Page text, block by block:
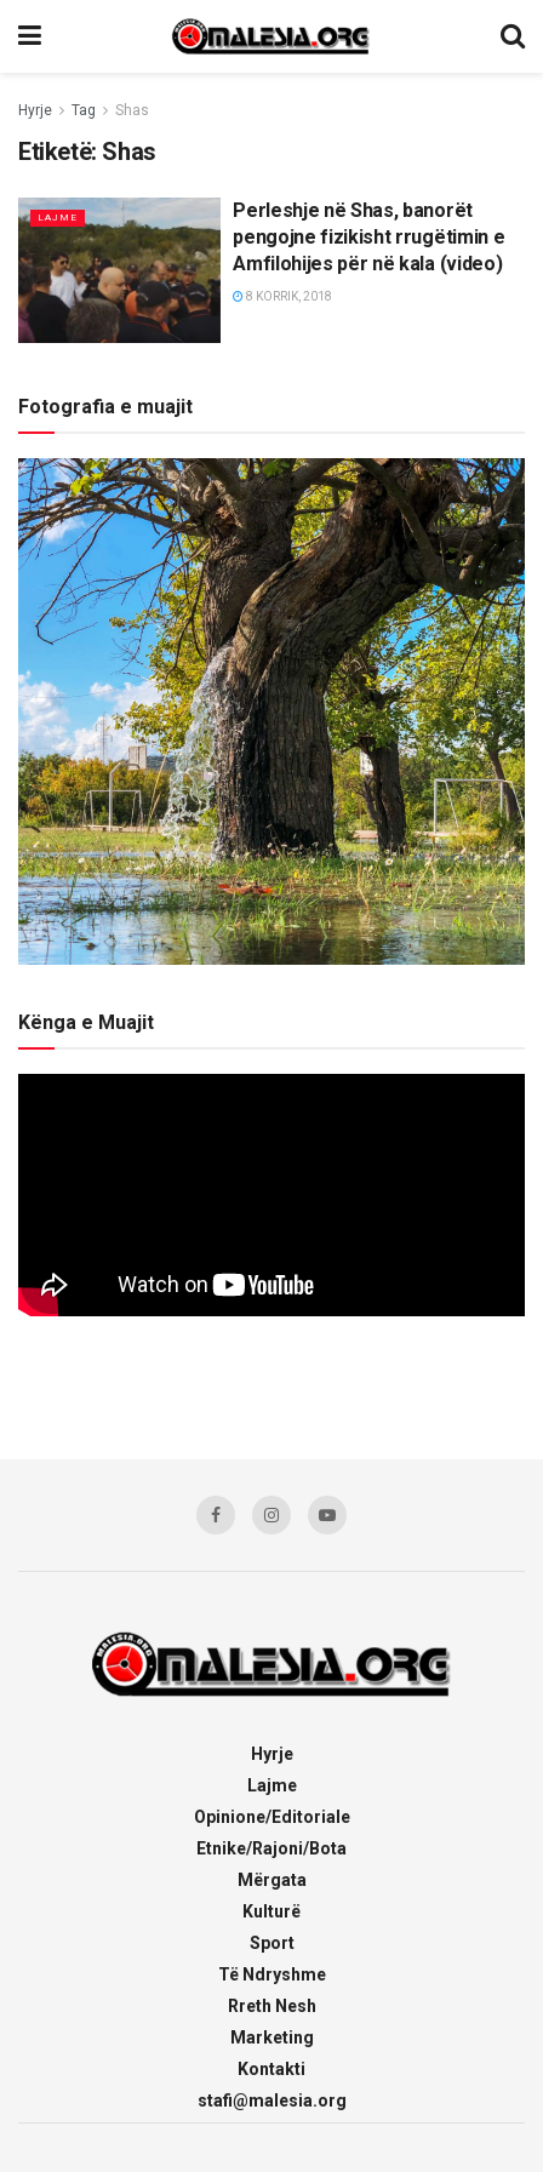
Hyrje Tag Shas
Etiketë: Shas
LAJME
Perleshje në Shas, banorët
pengojne fizikisht rrugëtimin e
Amfilohijes për në kala (video)
8 KORRIK, 2018
Fotografia e muajit
Kënga e Muajit
Hyrje
Lajme
Opinione/Editoriale
Etnike/Rajoni/Bota
Mërgata
Kulturë
Sport
Të Ndryshme
Rreth Nesh
Marketing
Kontakti
stafi@malesia.org